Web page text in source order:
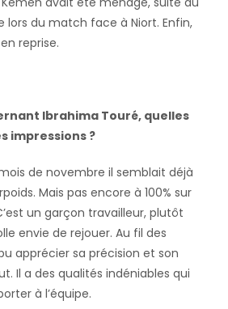
lors du match face à Niort. Enfin,
reprise.
Ibrahima Touré, quelles
impressions ?
de novembre il semblait déjà
Mais pas encore à 100% sur
un garçon travailleur, plutôt
envie de rejouer. Au fil des
apprécier sa précision et son
Il a des qualités indéniables qui
à l’équipe.